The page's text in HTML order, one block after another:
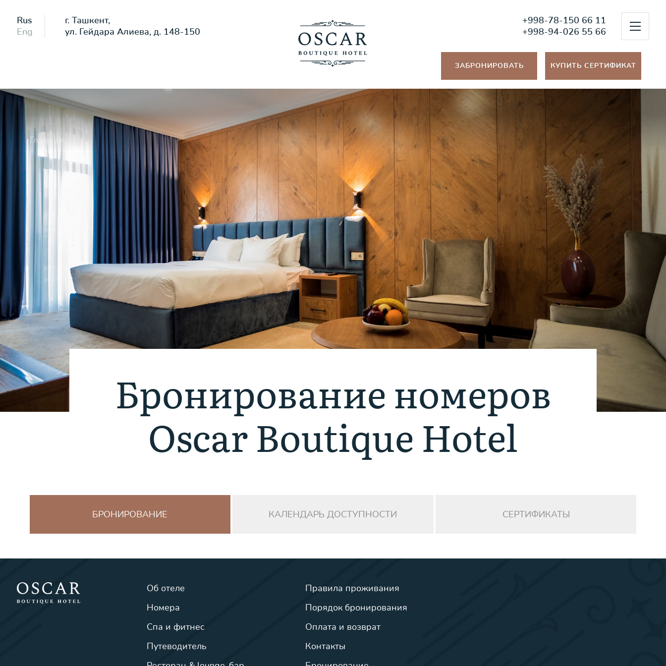
Rus
Eng
г. Ташкент,
ул. Гейдара Алиева, д. 148-150
+998-78-150 66 11
+998-94-026 55 66
ЗАБРОНИРОВАТЬ КУПИТЬ СЕРТИФИКАТ
Главная
Бронирование номеров
Oscar Boutique Hotel
БРОНИРОВАНИЕ КАЛЕНДАРЬ ДОСТУПНОСТИ СЕРТИФИКАТЫ
Об отеле
Номера
Спа и фитнес
Путеводитель
Правила проживания
Порядок бронирования
Оплата и возврат
Контакты